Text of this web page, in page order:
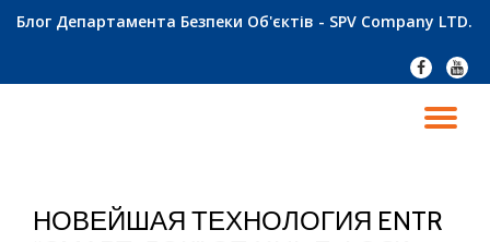
Блог Департамента Безпеки Об'єктів - SPV Company LTD.
fa-
facebook
fa-
НОВЕЙШАЯ ТЕХНОЛОГИЯ ENTR